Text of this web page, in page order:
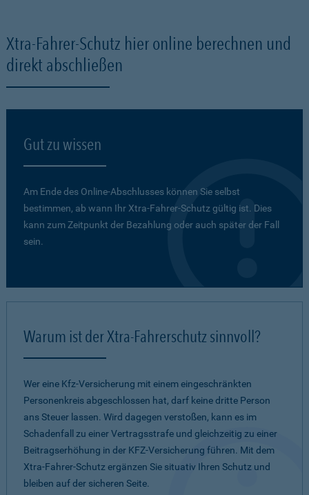
Xtra-Fahrer-Schutz hier online berechnen und
direkt abschließen
Gut zu wissen
Am Ende des Online-Abschlusses können Sie selbst
bestimmen, ab wann Ihr Xtra-Fahrer-Schutz gültig ist. Dies
kann zum Zeitpunkt der Bezahlung oder auch später der Fall
sein.
Warum ist der Xtra-Fahrerschutz sinnvoll?
Wer eine Kfz-Versicherung mit einem eingeschränkten
Personenkreis abgeschlossen hat, darf keine dritte Person
ans Steuer lassen. Wird dagegen verstoßen, kann es im
Schadenfall zu einer Vertragsstrafe und gleichzeitig zu einer
Beitragserhöhung in der KFZ-Versicherung führen. Mit dem
Xtra-Fahrer-Schutz ergänzen Sie situativ Ihren Schutz und
bleiben auf der sicheren Seite.